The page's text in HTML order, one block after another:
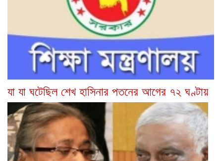
যা যা ঘটেছিল শেখ হাসিনার পতনের আগের ৭২ ঘণ্টায়